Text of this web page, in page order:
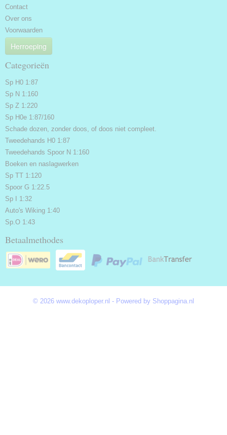
Contact
Over ons
Voorwaarden
Herroeping
Categorieën
Sp H0 1:87
Sp N 1:160
Sp Z 1:220
Sp H0e 1:87/160
Schade dozen, zonder doos, of doos niet compleet.
Tweedehands H0 1:87
Tweedehands Spoor N 1:160
Boeken en naslagwerken
Sp TT 1:120
Spoor G 1:22.5
Sp I 1:32
Auto's Wiking 1:40
Sp.O 1:43
Betaalmethodes
© 2026 www.dekoploper.nl - Powered by Shoppagina.nl